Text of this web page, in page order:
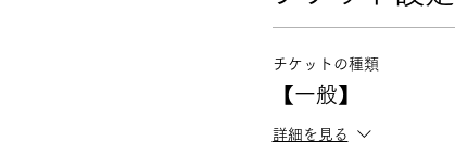
チケットの種類
【一般】
詳細を見る